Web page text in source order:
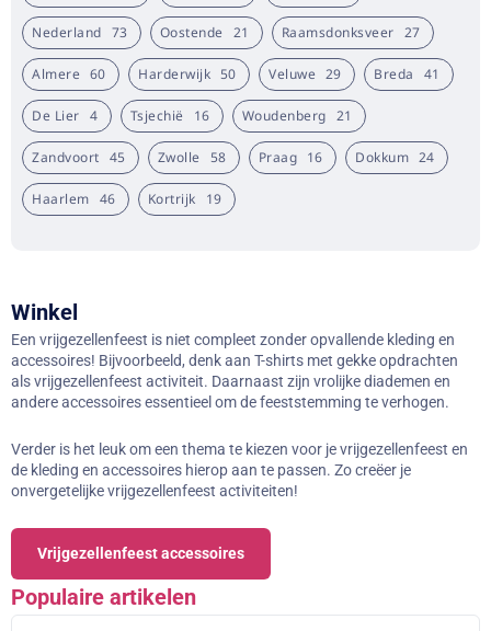
Nederland 73 Oostende 21 Raamsdonksveer 27
Almere 60 Harderwijk 50 Veluwe 29 Breda 41
De Lier 4 Tsjechië 16 Woudenberg 21
Zandvoort 45 Zwolle 58 Praag 16 Dokkum 24
Haarlem 46 Kortrijk 19
Winkel
Een vrijgezellenfeest is niet compleet zonder opvallende kleding en
accessoires! Bijvoorbeeld, denk aan T-shirts met gekke opdrachten
als vrijgezellenfeest activiteit. Daarnaast zijn vrolijke diademen en
andere accessoires essentieel om de feeststemming te verhogen.
Verder is het leuk om een thema te kiezen voor je vrijgezellenfeest en
de kleding en accessoires hierop aan te passen. Zo creëer je
onvergetelijke vrijgezellenfeest activiteiten!
Vrijgezellenfeest accessoires
Populaire artikelen